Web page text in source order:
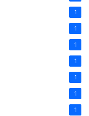
1
1
1
1
1
1
1